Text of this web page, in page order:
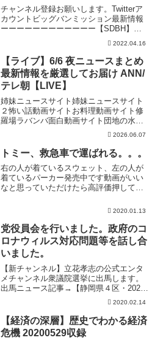
ゴンボールヒーローズ セクシー
カード】
チャンネル登録お願いします。Twitterア
カウントビッグバンミッション最新情報
ーーーーーーーーーーーー【SDBH】注
意喚起！UGM1弾初日レンコでSEC抜き
取るクズすぎる店員がいるみたいだ
ぞ！！【スーパードラゴンボールヒーロ
ーズ ウルトラ...
2022.04.16
【ライブ】6/6 夜ニュースまとめ
最新情報を厳選してお届け ANN/
テレ朝【LIVE】
姉妹ニュースサイト姉妹ニュースサイト
２怖い話動画サイトお料理動画サイト修
羅場ラバンバ面白動画サイト団地の水道
管から“10m”水柱 水道管近くにはバルブ
が落ちていた栃木・上三川町の強盗殺人
事件 実行役の少年3人を強盗殺人未遂容
疑で再逮捕“蒸し...
2026.06.07
トミー、救急車で運ばれる。。。
右の人が着ているスウェット、左の人が
着ているパーカー発売中です動画がいい
なと思っていただけたら高評価押してく
て動画を作りたい！！そして少しでも面
ンネル登録】お願いします...
2020.01.13
党役員会を行いました。政府のコ
ロナウィルス対応問題等を話し合
いました。
【新チャンネル】立花孝志の公式エンタ
メチャンネル衆議院選挙に出馬します。
出馬ニュース記事→【静岡県４区・2020
年4月26日投票日】★NHKが反社会的勢力
と連携して特殊詐欺をしている証拠記事
→2020/1/20 10:25 (2020/1/...
2020.02.14
【経済の深層】歴史でわかる経済
危機 20200529収録